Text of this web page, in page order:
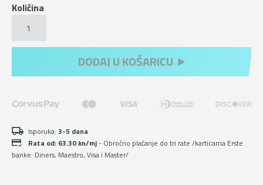
Količina
tenisice
s
đonom
količina
DODAJ U KOŠARICU
Isporuka:3-5 dana
Rata od: 63.30 kn/mj- Obročno plaćanje do tri rate /karticama Erste
banke: Diners, Maestro, Visa i Master/